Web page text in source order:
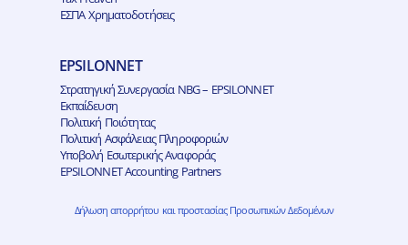
ΕΣΠΑ Χρηματοδοτήσεις
EPSILONNET
Στρατηγική Συνεργασία NBG – EPSILONNET
Εκπαίδευση
Πολιτική Ποιότητας
Πολιτική Ασφάλειας Πληροφοριών
Υποβολή Εσωτερικής Αναφοράς
EPSILONNET Accounting Partners
Δήλωση απορρήτου και προστασίας Προσωπικών Δεδομένων